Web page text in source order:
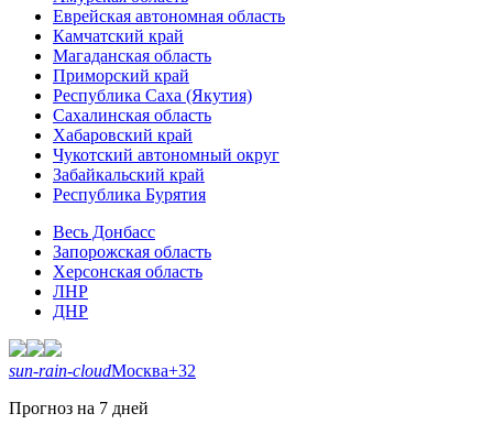
Еврейская автономная область
Камчатский край
Магаданская область
Приморский край
Республика Саха (Якутия)
Сахалинская область
Хабаровский край
Чукотский автономный округ
Забайкальский край
Республика Бурятия
Весь Донбасс
Запорожская область
Херсонская область
ЛНР
ДНР
sun-rain-cloudМосква+32
Прогноз на 7 дней